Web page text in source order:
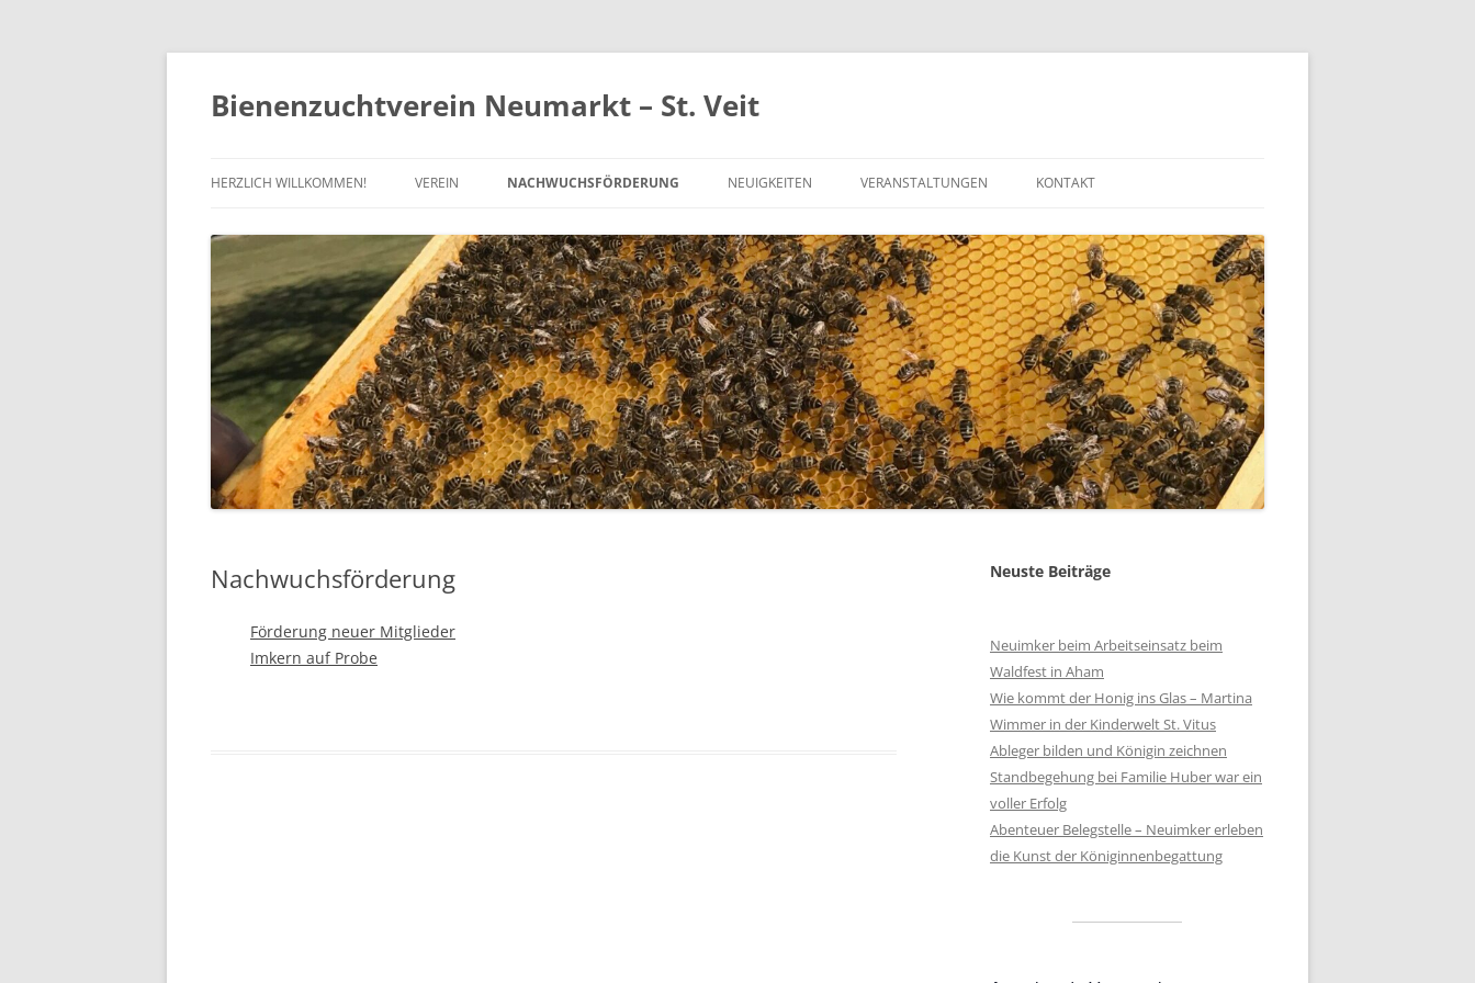
Zum
springen
Bienenzuchtverein Neumarkt – St. Veit
HERZLICH WILLKOMMEN! VEREIN
VERBÄNDE
SATZUNG
MITGLIEDSCHAFT
NACHWUCHSFÖRDERUNG
IMKERN AUF PROBE
NEUIGKEITEN VERANSTALTUNGEN KONTAKT
Nachwuchsförderung
Förderung neuer Mitglieder
Imkern auf Probe
Neuste Beiträge
Neuimker beim Arbeitseinsatz beim
Waldfest in Aham
Wie kommt der Honig ins Glas – Martina
Wimmer in der Kinderwelt St. Vitus
Ableger bilden und Königin zeichnen
Standbegehung bei Familie Huber war ein
voller Erfolg
Abenteuer Belegstelle – Neuimker erleben
die Kunst der Königinnenbegattung